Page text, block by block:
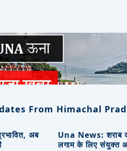
From Himachal
अब
Una News: शराब
लगाम के लिए संयुक्त